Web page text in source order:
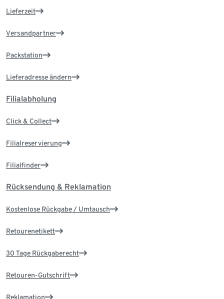
Lieferzeit
Versandpartner
Packstation
Lieferadresse ändern
Filialabholung
Click & Collect
Filialreservierung
Filialfinder
Rücksendung & Reklamation
Kostenlose Rückgabe / Umtausch
Retourenetikett
30 Tage Rückgaberecht
Retouren-Gutschrift
Reklamation